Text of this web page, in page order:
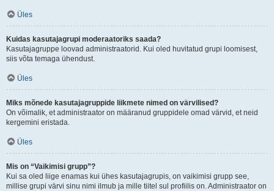
Üles
Kuidas kasutajagrupi moderaatoriks saada?
Kasutajagruppe loovad administraatorid. Kui oled huvitatud grupi loomisest,
siis võta temaga ühendust.
Üles
Miks mõnede kasutajagruppide liikmete nimed on värvilised?
On võimalik, et administraator on määranud gruppidele omad värvid, et neid
kergemini eristada.
Üles
Mis on “Vaikimisi grupp”?
Kui sa oled liige enamas kui ühes kasutajagrupis, on vaikimisi grupp see,
millise grupi värvi sinu nimi ilmub ja mille tiitel sul profiilis on. Administraator on